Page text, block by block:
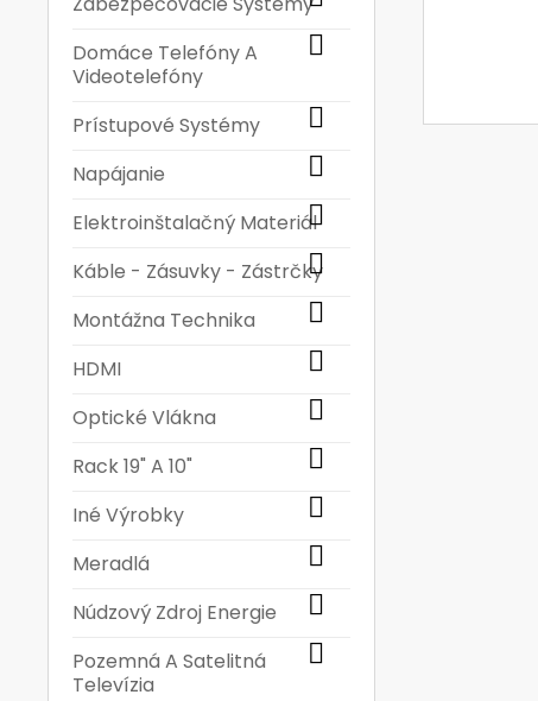
Domáce Telefóny A
Videotelefóny

Prístupové Systémy 
Napájanie 
Elektroinštalačný Materiál

Káble - Zásuvky - Zástrčky

Montážna Technika 
HDMI 
Optické Vlákna 
Rack 19" A 10" 
Iné Výrobky 
Meradlá 
Núdzový Zdroj Energie 
Pozemná A Satelitná
Televízia
